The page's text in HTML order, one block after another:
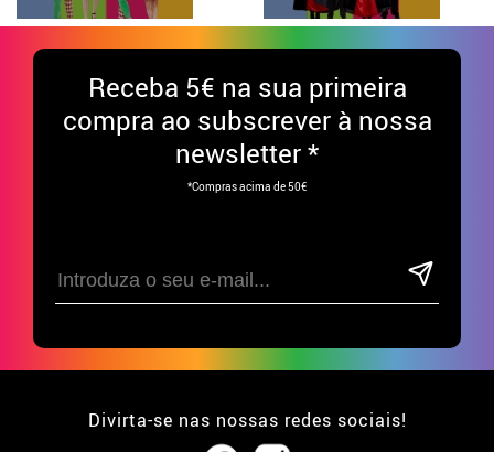
Receba 5€ na sua primeira
compra ao subscrever à nossa
newsletter *
*Compras acima de 50€
Divirta-se nas nossas redes sociais!